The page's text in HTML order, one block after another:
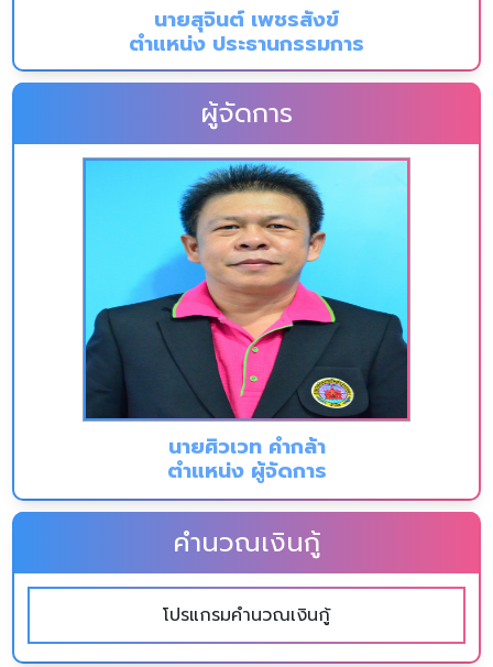
นายสุจินต์ เพชรสังข์
ตำแหน่ง ประธานกรรมการ
ผู้จัดการ
นายศิวเวท คำกล้า
ตำแหน่ง ผู้จัดการ
คำนวณเงินกู้
โปรแกรมคำนวณเงินกู้